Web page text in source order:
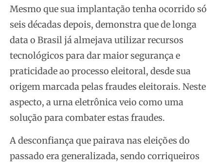
Mesmo que sua implantação tenha ocorrido só
seis décadas depois, demonstra que de longa
data o Brasil já almejava utilizar recursos
tecnológicos para dar maior segurança e
praticidade ao processo eleitoral, desde sua
origem marcada pelas fraudes eleitorais. Neste
aspecto, a urna eletrônica veio como uma
solução para combater estas fraudes.
A desconfiança que pairava nas eleições do
passado era generalizada, sendo corriqueiros